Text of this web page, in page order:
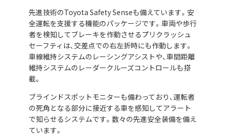
先進技術のToyota Safety Senseも備えています。安
全運転を支援する機能のパッケージです。車両や歩行
者を検知してブレーキを作動させるプリクラッシュ
セーフティは、交差点での右左折時にも作動します。
車線維持システムのレーシングアシストや、車間距離
維持システムのレーダークルーズコントロールも搭
載。
ブラインドスポットモニターも備わっており、運転者
の死角となる部分に接近する車を感知してアラート
で知らせるシステムです。数々の先進安全装備を備え
ています。